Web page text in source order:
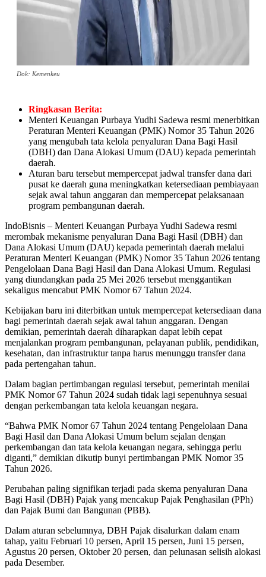
Dok: Kemenkeu
Ringkasan Berita:
Menteri Keuangan Purbaya Yudhi Sadewa resmi menerbitkan
Peraturan Menteri Keuangan (PMK) Nomor 35 Tahun 2026
yang mengubah tata kelola penyaluran Dana Bagi Hasil
(DBH) dan Dana Alokasi Umum (DAU) kepada pemerintah
daerah.
Aturan baru tersebut mempercepat jadwal transfer dana dari
pusat ke daerah guna meningkatkan ketersediaan pembiayaan
sejak awal tahun anggaran dan mempercepat pelaksanaan
program pembangunan daerah.
IndoBisnis – Menteri Keuangan Purbaya Yudhi Sadewa resmi
merombak mekanisme penyaluran Dana Bagi Hasil (DBH) dan
Dana Alokasi Umum (DAU) kepada pemerintah daerah melalui
Peraturan Menteri Keuangan (PMK) Nomor 35 Tahun 2026 tentang
Pengelolaan Dana Bagi Hasil dan Dana Alokasi Umum. Regulasi
yang diundangkan pada 25 Mei 2026 tersebut menggantikan
sekaligus mencabut PMK Nomor 67 Tahun 2024.
Kebijakan baru ini diterbitkan untuk mempercepat ketersediaan dana
bagi pemerintah daerah sejak awal tahun anggaran. Dengan
demikian, pemerintah daerah diharapkan dapat lebih cepat
menjalankan program pembangunan, pelayanan publik, pendidikan,
kesehatan, dan infrastruktur tanpa harus menunggu transfer dana
pada pertengahan tahun.
Dalam bagian pertimbangan regulasi tersebut, pemerintah menilai
PMK Nomor 67 Tahun 2024 sudah tidak lagi sepenuhnya sesuai
dengan perkembangan tata kelola keuangan negara.
“Bahwa PMK Nomor 67 Tahun 2024 tentang Pengelolaan Dana
Bagi Hasil dan Dana Alokasi Umum belum sejalan dengan
perkembangan dan tata kelola keuangan negara, sehingga perlu
diganti,” demikian dikutip bunyi pertimbangan PMK Nomor 35
Tahun 2026.
Perubahan paling signifikan terjadi pada skema penyaluran Dana
Bagi Hasil (DBH) Pajak yang mencakup Pajak Penghasilan (PPh)
dan Pajak Bumi dan Bangunan (PBB).
Dalam aturan sebelumnya, DBH Pajak disalurkan dalam enam
tahap, yaitu Februari 10 persen, April 15 persen, Juni 15 persen,
Agustus 20 persen, Oktober 20 persen, dan pelunasan selisih alokasi
pada Desember.